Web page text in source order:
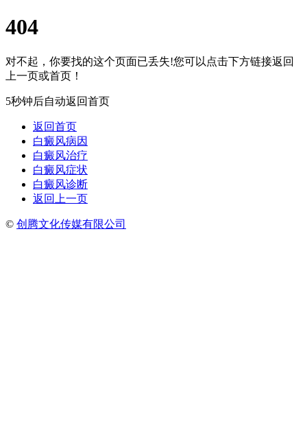
404
对不起，你要找的这个页面已丢失!您可以点击下方链接返回
上一页或首页！
5秒钟后自动返回首页
返回首页
白癜风病因
白癜风治疗
白癜风症状
白癜风诊断
返回上一页
© 创腾文化传媒有限公司